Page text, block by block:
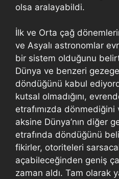
olsa aralayabildi.
İlk ve Orta çağ
ve Asyalı astronomlar
bir sistem olduğunu
Dünya ve benzeri
döndüğünü kabul
kutsal olmadığını,
etrafımızda dönmediğini
aksine Dünya’nın diğer
etrafında döndüğünü
fikirler, otoriteleri
açabileceğinden geniş
zaman aldı. Tam olarak